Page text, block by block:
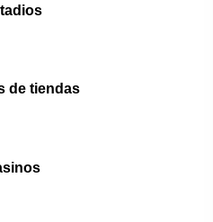
de tiendas